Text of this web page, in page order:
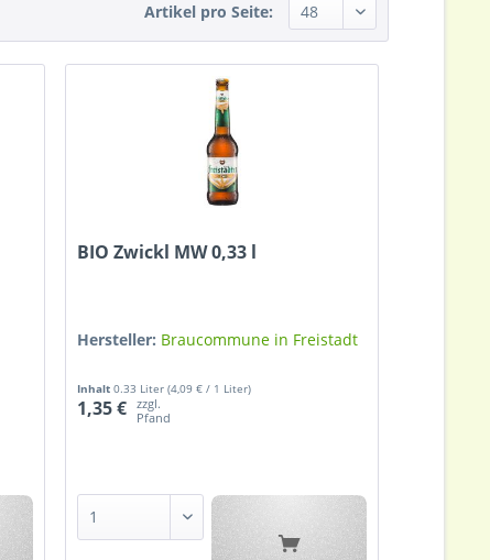
Artikel pro Seite:
BIO Zwickl MW 0,33 l
Hersteller: Braucommune in Freistadt
Inhalt0.33 Liter(4,09 € / 1 Liter)
1,35 €
zzgl.
Pfand